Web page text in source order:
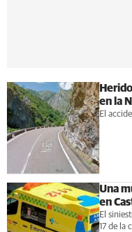
en la
El
Una
en
El
17 de la